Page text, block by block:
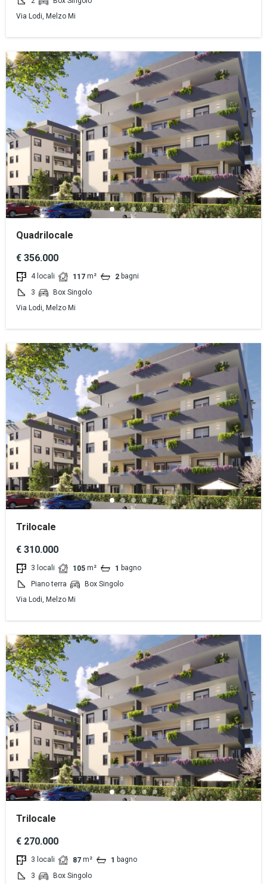
Via Lodi, Melzo Mi
Quadrilocale
€ 356.000
4 locali 117 m² 2 bagni
3
Box Singolo
Via Lodi, Melzo Mi
Trilocale
€ 310.000
3 locali 105 m² 1 bagno
Piano terra
Box Singolo
Via Lodi, Melzo Mi
Trilocale
€ 270.000
3 locali 87 m² 1 bagno
3
Box Singolo